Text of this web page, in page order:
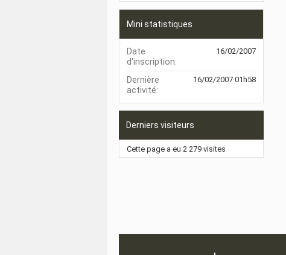
Mini statistiques
Date
d'inscription
16/02/2007
Dernière
activité
16/02/2007 01h58
Derniers visiteurs
Cette page a eu 2 279 visites